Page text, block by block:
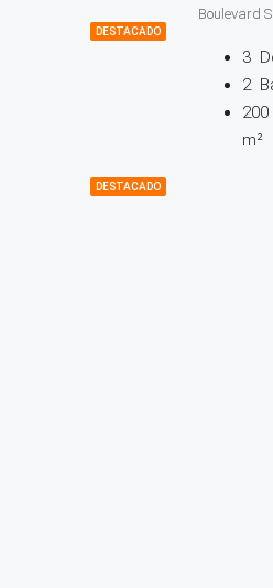
DESTACADO
Boulevard
3
2
200
m²
DESTACADO